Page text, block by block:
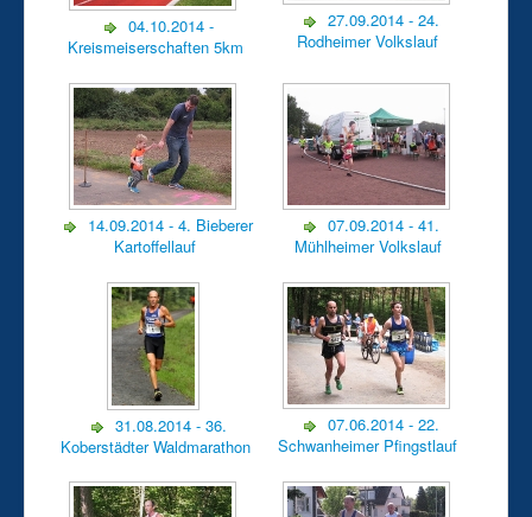
04.10.2014 -
Kreismeiserschaften 5km
27.09.2014 - 24.
Rodheimer Volkslauf
14.09.2014 - 4. Bieberer
Kartoffellauf
07.09.2014 - 41.
Mühlheimer Volkslauf
31.08.2014 - 36.
Koberstädter Waldmarathon
07.06.2014 - 22.
Schwanheimer Pfingstlauf